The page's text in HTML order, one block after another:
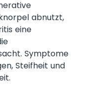
abnutzt,
eine
Symptome
Steifheit und